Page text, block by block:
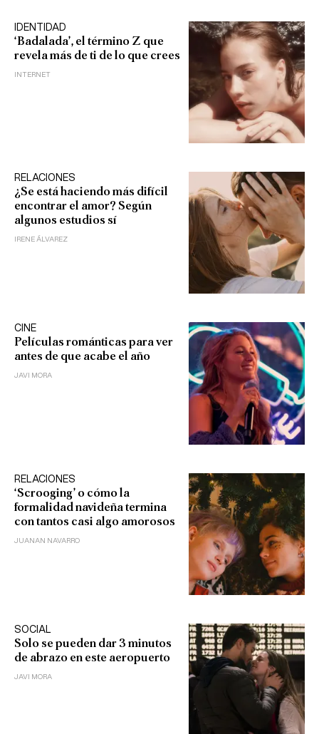
IDENTIDAD
‘Badalada’, el término Z que
revela más de ti de lo que crees
INTERNET
RELACIONES
¿Se está haciendo más difícil
encontrar el amor? Según
algunos estudios sí
IRENE ÁLVAREZ
CINE
Películas románticas para ver
antes de que acabe el año
JAVI MORA
RELACIONES
‘Scrooging’ o cómo la
formalidad navideña termina
con tantos casi algo amorosos
JUANAN NAVARRO
SOCIAL
Solo se pueden dar 3 minutos
de abrazo en este aeropuerto
JAVI MORA